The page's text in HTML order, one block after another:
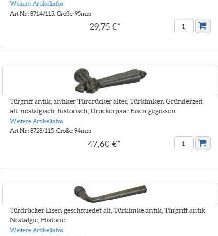
Weitere Artikelinfos
Art.Nr.: 8714/115, Größe: 95mm
29,75 €*
Türgriff antik, antiker Türdrücker alter, Türklinken Gründerzeit
alt, nostalgisch, historisch, Drückerpaar Eisen gegossen
Weitere Artikelinfos
Art.Nr.: 8728/115, Größe: 94mm
47,60 €*
Türdrücker Eisen geschmiedet alt, Türklinke antik, Türgriff antik
Nostalgie, Historie
Weitere Artikelinfos